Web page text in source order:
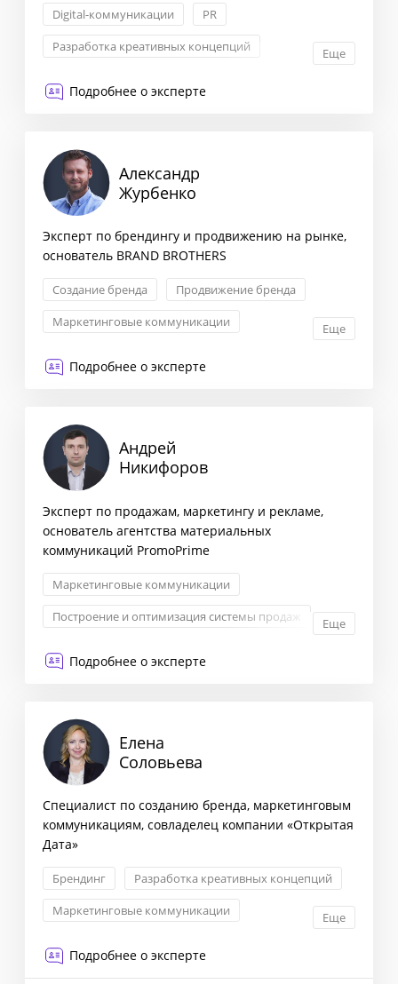
Digital-коммуникации
PR
Разработка креативных концепций
Еще
Подробнее о эксперте
Александр
Журбенко
Эксперт по брендингу и продвижению на рынке,
основатель BRAND BROTHERS
Создание бренда
Продвижение бренда
Маркетинговые коммуникации
Еще
Подробнее о эксперте
Андрей
Никифоров
Эксперт по продажам, маркетингу и рекламе,
основатель агентства материальных
коммуникаций PromoPrime
Маркетинговые коммуникации
Построение и оптимизация системы продаж
Еще
Подробнее о эксперте
Елена
Соловьева
Специалист по созданию бренда, маркетинговым
коммуникациям, совладелец компании «Открытая
Дата»
Брендинг
Разработка креативных концепций
Маркетинговые коммуникации
Еще
Подробнее о эксперте